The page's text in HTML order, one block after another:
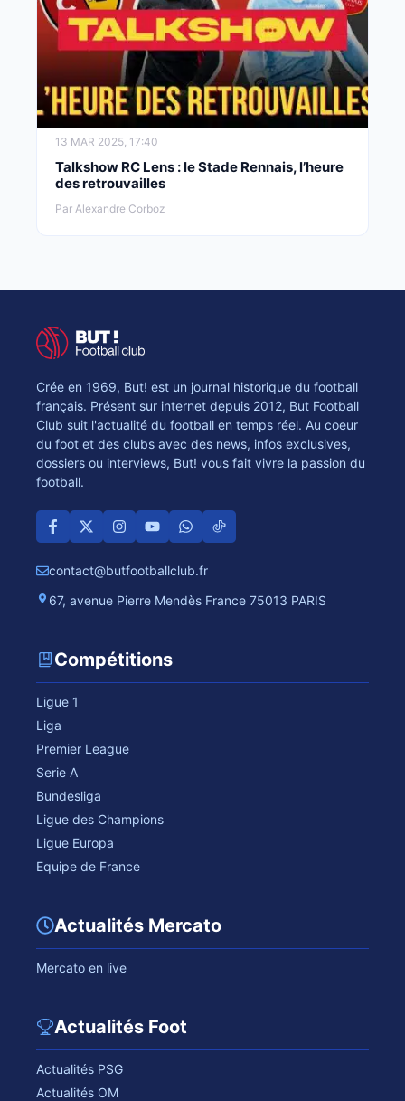
13 MAR 2025, 17:40
Talkshow RC Lens : le Stade Rennais, l’heure
des retrouvailles
Par Alexandre Corboz
Crée en 1969, But! est un journal historique du football
français. Présent sur internet depuis 2012, But Football
Club suit l'actualité du football en temps réel. Au coeur
du foot et des clubs avec des news, infos exclusives,
dossiers ou interviews, But! vous fait vivre la passion du
football.
contact@butfootballclub.fr
67, avenue Pierre Mendès France 75013 PARIS
Compétitions
Ligue 1
Liga
Premier League
Serie A
Bundesliga
Ligue des Champions
Ligue Europa
Equipe de France
Actualités Mercato
Mercato en live
Actualités Foot
Actualités PSG
Actualités OM